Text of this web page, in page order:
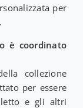
per
è coordinato
collezione
per essere
letto e gli altri